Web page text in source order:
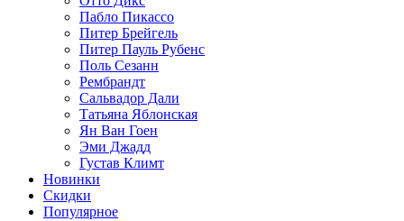
Пабло Пикассо
Питер Брейгель
Питер Пауль Рубенс
Поль Сезанн
Рембрандт
Сальвадор Дали
Татьяна Яблонская
Ян Ван Гоен
Эми Джадд
Густав Климт
Новинки
Скидки
Популярное